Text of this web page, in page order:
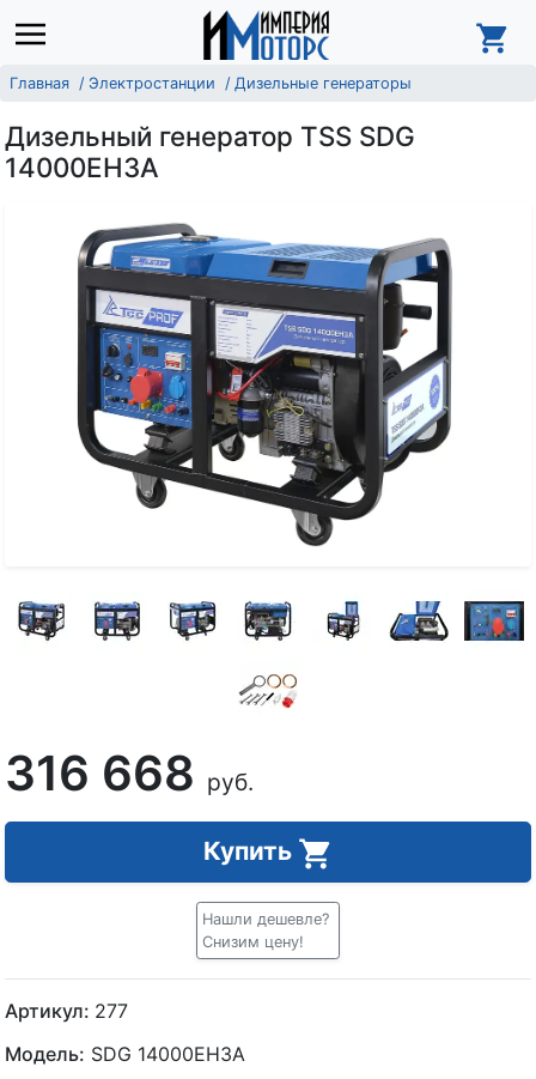
Главная Электростанции Дизельные генераторы
Дизельный генератор TSS SDG
14000EH3A
316 668 руб.
Купить
Нашли дешевле?
Снизим цену!
Артикул: 277
Модель: SDG 14000EH3A